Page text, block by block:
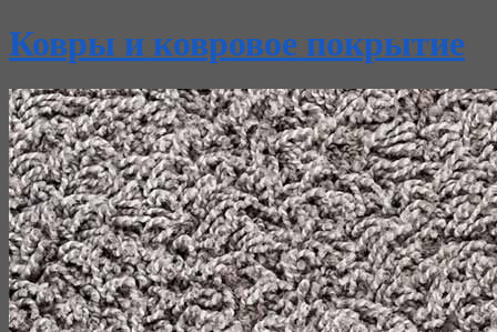
Ковры и ковровое покрытие